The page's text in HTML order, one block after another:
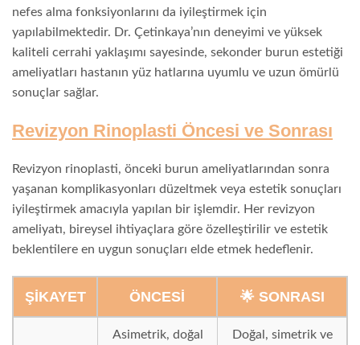
nefes alma fonksiyonlarını da iyileştirmek için
yapılabilmektedir. Dr. Çetinkaya’nın deneyimi ve yüksek
kaliteli cerrahi yaklaşımı sayesinde, sekonder burun estetiği
ameliyatları hastanın yüz hatlarına uyumlu ve uzun ömürlü
sonuçlar sağlar.
Revizyon Rinoplasti Öncesi ve Sonrası
Revizyon rinoplasti, önceki burun ameliyatlarından sonra
yaşanan komplikasyonları düzeltmek veya estetik sonuçları
iyileştirmek amacıyla yapılan bir işlemdir. Her revizyon
ameliyatı, bireysel ihtiyaçlara göre özelleştirilir ve estetik
beklentilere en uygun sonuçları elde etmek hedeflenir.
ŞIKAYET ÖNCESI 🌟 SONRASI
Asimetrik, doğal
Doğal, simetrik ve